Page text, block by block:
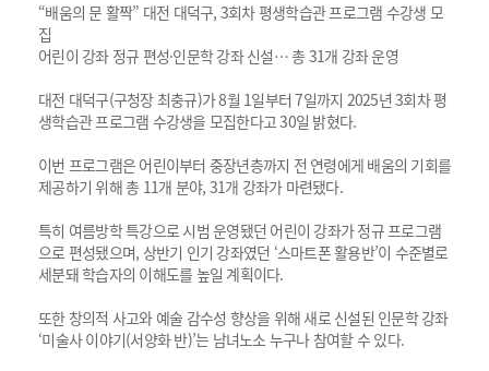
“배움의 문 활짝” 대전 대덕구, 3회차 평생학습관 프로그램 수강생 모
집
어린이 강좌 정규 편성·인문학 강좌 신설… 총 31개 강좌 운영
대전 대덕구(구청장 최충규)가 8월 1일부터 7일까지 2025년 3회차 평
생학습관 프로그램 수강생을 모집한다고 30일 밝혔다.
이번 프로그램은 어린이부터 중장년층까지 전 연령에게 배움의 기회를
제공하기 위해 총 11개 분야, 31개 강좌가 마련됐다.
특히 여름방학 특강으로 시범 운영됐던 어린이 강좌가 정규 프로그램
으로 편성됐으며, 상반기 인기 강좌였던 ‘스마트폰 활용반’이 수준별로
세분돼 학습자의 이해도를 높일 계획이다.
또한 창의적 사고와 예술 감수성 향상을 위해 새로 신설된 인문학 강좌
‘미술사 이야기(서양화 반)’는 남녀노소 누구나 참여할 수 있다.